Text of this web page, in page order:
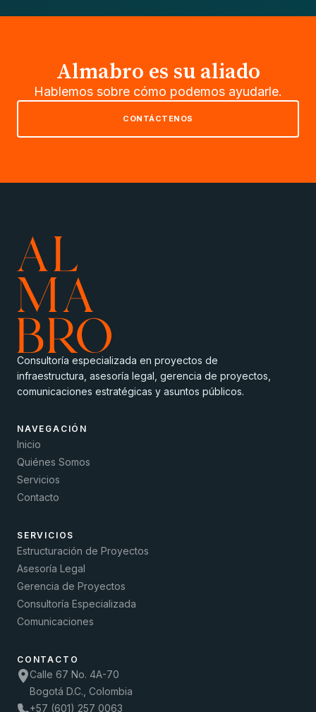
Almabro es su aliado
Hablemos sobre cómo podemos ayudarle.
CONTÁCTENOS
Consultoría especializada en proyectos de
infraestructura, asesoría legal, gerencia de proyectos,
comunicaciones estratégicas y asuntos públicos.
NAVEGACIÓN
Inicio
Quiénes Somos
Servicios
Contacto
SERVICIOS
Estructuración de Proyectos
Asesoría Legal
Gerencia de Proyectos
Consultoría Especializada
Comunicaciones
CONTACTO
Calle 67 No. 4A-70
Bogotá D.C., Colombia
+57 (601) 257 0063